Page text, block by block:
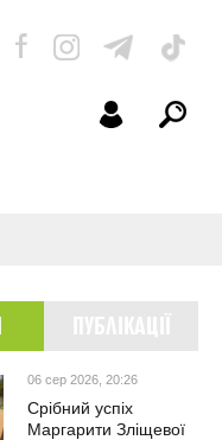
06 сер 2026, 20:26
Срібний успіх
Маргарити Зліщевої